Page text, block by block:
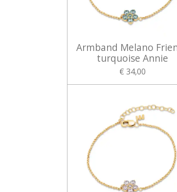
Armband Melano
turquoise Annie
€ 34,00